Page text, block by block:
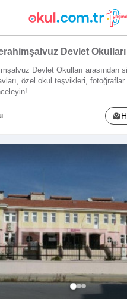
Devlet Okulları
Devlet Okulları arasından
özel okul teşvikleri,